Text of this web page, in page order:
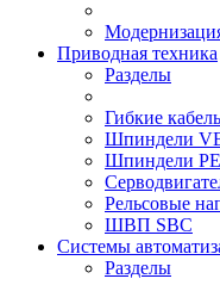
Приводная техника
Разделы
Гибкие
Шпиндели
Шпиндели
Рельсовые
ШВП SBC
Системы
Разделы